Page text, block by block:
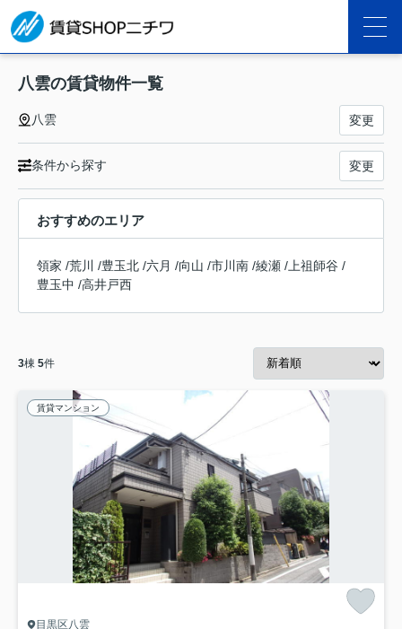
八雲の賃貸物件一覧
八雲 変更
条件から探す 変更
おすすめのエリア
領家 /荒川 /豊玉北 /六月 /向山 /市川南 /綾瀬 / 上祖師谷 /
豊玉中 /高井戸西
3棟 5件
賃貸マンション
目黒区八雲